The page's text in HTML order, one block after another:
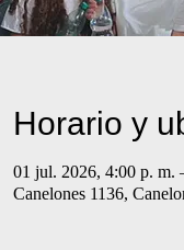
Horario y
01 jul. 2026, 4:00 p. m.
Canelones 1136,